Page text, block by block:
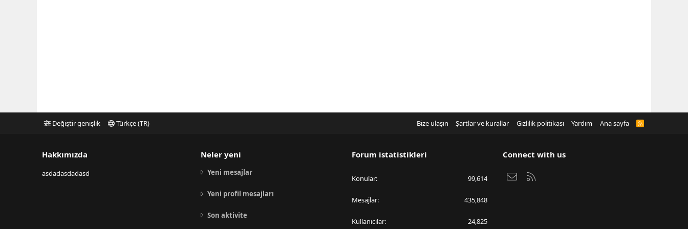
Değiştir genişlik Türkçe (TR) Bize ulaşın Şartlar ve kurallar Gizlilik politikası Yardım Ana sayfa
R
Hakkımızda
asdadasdadasd
Neler yeni
Yeni mesajlar
Yeni profil mesajları
Son aktivite
Forum istatistikleri
Konular 99,614
Mesajlar 435,848
Kullanıcılar 24,825
Connect with us
Bize ulaşın